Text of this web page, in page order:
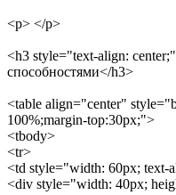
<p> </p>
<h3 style="text-align:
способностями</h3>
<table align="center"
100%;margin-top:30px;">
<tbody>
<tr>
<td style="width: 60px; text-
<div style="width: 40px;